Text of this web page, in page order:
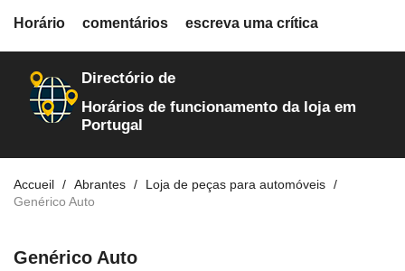
loja-de-autopecas
Directório de
Horários de funcionamento da loja em
Portugal
Accueil Abrantes
Loja de peças para automóveis
Genérico Auto
Genérico Auto
Horário comentários escreva uma crítica